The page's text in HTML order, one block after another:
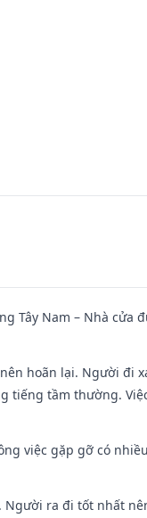
Tây Nam – Nhà cửa
hoãn lại. Người đi
tiếng tầm thường.
việc gặp gỡ có
ra đi tốt nhất